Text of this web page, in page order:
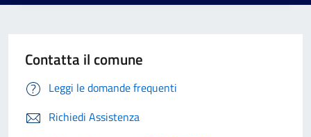
Contatta il comune
Leggi le domande frequenti
Richiedi Assistenza